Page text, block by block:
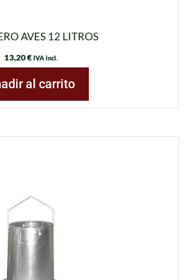
AVES 12 LITROS
13,20€ IVA incl.
al carrito